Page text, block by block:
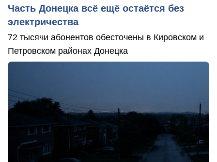
Часть Донецка всё ещё остаётся без
электричества
72 тысячи абонентов обесточены в Кировском и
Петровском районах Донецка